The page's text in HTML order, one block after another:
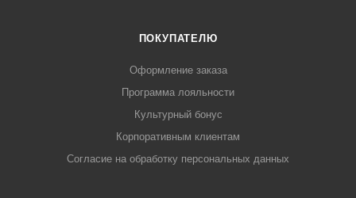
ПОКУПАТЕЛЮ
Оформление заказа
Программа лояльности
Культурный бонус
Корпоративным клиентам
Согласие на обработку персональных данных